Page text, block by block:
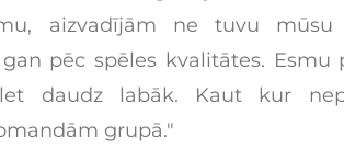
aizvadījām ne tuvu
pēc spēles kvalitātes. Esmu
daudz labāk. Kaut kur
grupā."